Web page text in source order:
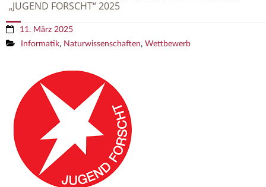
„JUGEND FORSCHT“ 2025
11. März 2025
Informatik, Naturwissenschaften, Wettbewerb